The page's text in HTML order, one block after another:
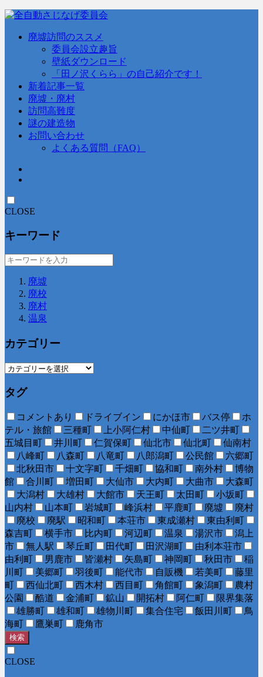
廃墟訪問のススメ
委員会設立趣旨
壁紙ダウンロード
「田ノ沢くらら」の自己紹介です！
新着記事一覧
廃墟・廃村
訪問高難度
謎の建造物
お問い合わせ
よくある質問（FAQ）
CLOSE
キーワード
廃墟
廃校
廃村
温泉
カテゴリー
タグ
コメントあり ドライブイン にかほ市 バス停
ホ
テル・旅館
三種町 上小阿仁村 中仙町
二ツ井町
五城目町
井川町 仁賀保町 仙北市 仙北町
仙南村
八峰町
八森町 八竜町 八郎潟町 公民館
六郷町
北秋田市
十文字町 千畑町 協和町 南外村
博物
館
合川町 増田町 大仙市 大内町 大曲市
大森町
大潟村
大雄村 大館市 天王町 太田町
小坂町
山内村
山本町 岩城町 峰浜村 平鹿町 廃墟
廃村
廃校
廃駅 昭和町 本荘市 東成瀬村
東由利町
森吉町
横手市 比内町 河辺町 温泉 湯沢市
潟上
市
無人駅 琴丘町 田代町 田沢湖町
由利本荘市
由利町
男鹿市 皆瀬村 矢島町 神岡町 秋田市
稲
川町
美郷町 羽後町 能代市 自販機 若美町
藤里
町
西仙北町 西木村 西目町 角館町 象潟町
農村
公園
酷道 金浦町 鉱山 開拓村 阿仁町
限界集落
雄勝町
雄和町 雄物川町 集合住宅 飯田川町
鳥
海町
鷹巣町 鹿角市
検索
CLOSE